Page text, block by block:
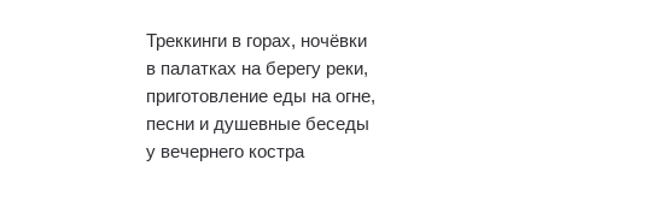
Треккинги в горах, ночёвки
в палатках на берегу реки,
приготовление еды на огне,
песни и душевные беседы
у вечернего костра